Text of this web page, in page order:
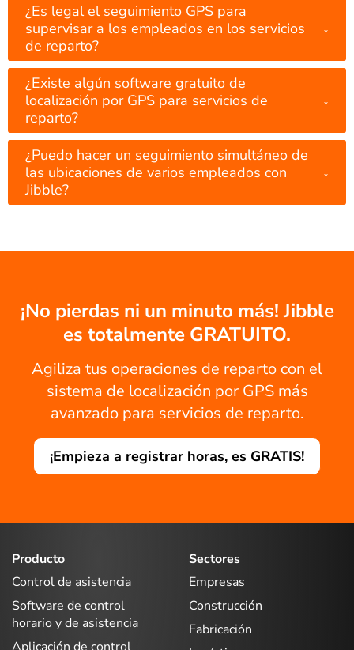
¿Es legal el seguimiento GPS para
supervisar a los empleados en los servicios
de reparto?
↓
¿Existe algún software gratuito de
localización por GPS para servicios de
reparto?
↓
¿Puedo hacer un seguimiento simultáneo de
las ubicaciones de varios empleados con
Jibble?
↓
¡No pierdas ni un minuto más! Jibble
es totalmente GRATUITO.
Agiliza tus operaciones de reparto con el
sistema de localización por GPS más
avanzado para servicios de reparto.
¡Empieza a registrar horas, es GRATIS!
Producto
Control de asistencia
Software de control
horario y de asistencia
Sectores
Empresas
Construcción
Fabricación